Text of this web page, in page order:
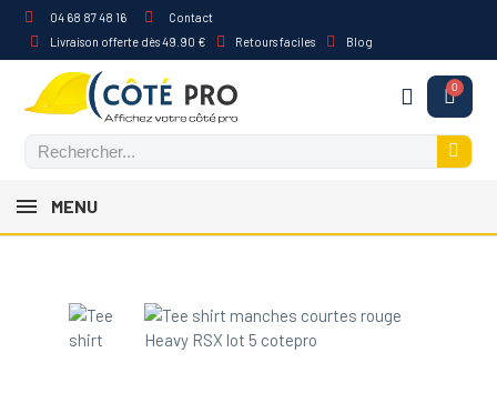
04 68 87 48 16
Contact
Livraison offerte dès 49.90 €
Retours faciles Blog
MENU